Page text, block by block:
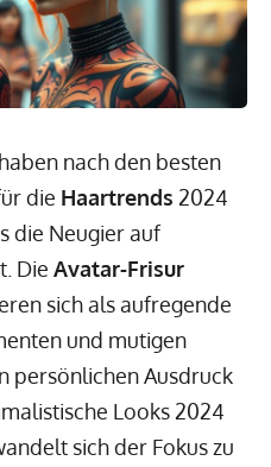
nach den besten
die Haartrends 2024
die Neugier auf
Die Avatar-Frisur
sich als aufregende
und mutigen
persönlichen Ausdruck
Looks 2024
sich der Fokus zu